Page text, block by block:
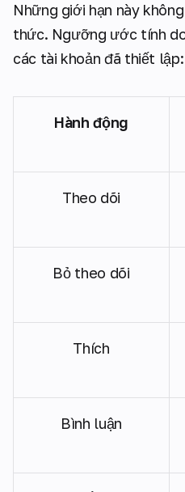
Những giới hạn này
thức. Ngưỡng ước tính
các tài khoản đã thiết lập:
Hành động
Theo dõi
Bỏ theo dõi
Thích
Bình luận